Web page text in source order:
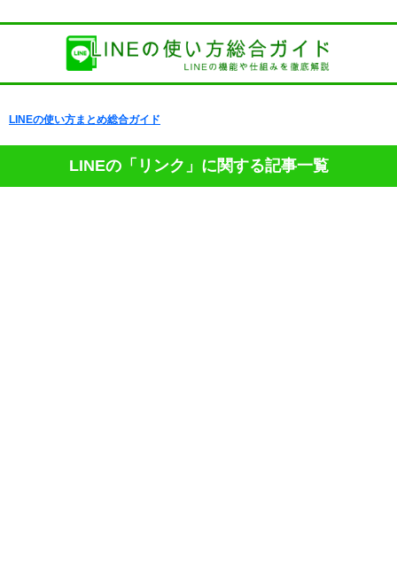
LINEの使い方まとめ総合ガイド
LINEの「リンク」に関する記事一覧